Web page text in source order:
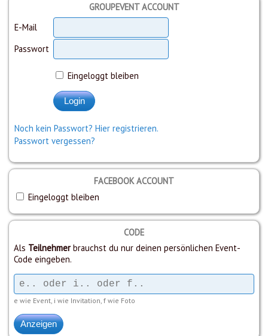
GROUPEVENT ACCOUNT
E-Mail
Passwort
Eingeloggt bleiben
Noch kein Passwort? Hier registrieren.
Passwort vergessen?
FACEBOOK ACCOUNT
Eingeloggt bleiben
CODE
Als Teilnehmerbrauchst du nur deinen persönlichen Event-
Code eingeben.
e wie Event, i wie Invitation, f wie Foto